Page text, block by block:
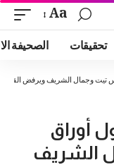
Aa
تحقيقات الصحيفة
تيت وجمال الشريف ويرفض القوائم
أوراق
الشريف